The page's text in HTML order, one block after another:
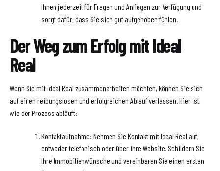
Ihnen jederzeit für Fragen und Anliegen zur Verfügung und
sorgt dafür, dass Sie sich gut aufgehoben fühlen.
Der Weg zum Erfolg mit Ideal
Real
Wenn Sie mit Ideal Real zusammenarbeiten möchten, können Sie sich
auf einen reibungslosen und erfolgreichen Ablauf verlassen. Hier ist,
wie der Prozess abläuft:
Kontaktaufnahme: Nehmen Sie Kontakt mit Ideal Real auf,
entweder telefonisch oder über ihre Website. Schildern Sie
Ihre Immobilienwünsche und vereinbaren Sie einen ersten